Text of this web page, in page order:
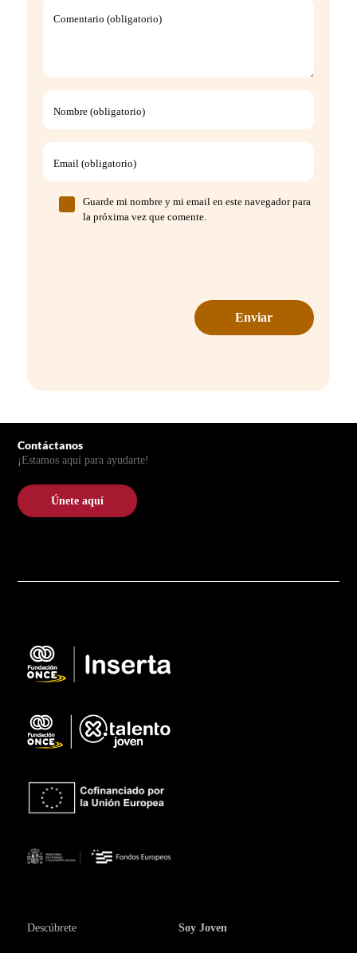
Comentario (obligatorio)
Nombre (obligatorio)
Email (obligatorio)
Guarde mi nombre y mi email en este navegador para
la próxima vez que comente.
Descúbrete Soy Joven
Contáctanos
¡Estamos aquí para ayudarte!
Únete aquí